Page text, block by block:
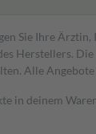
Sie Ihre
Alle
in deinem